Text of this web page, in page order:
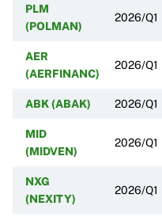
PLM
(POLMAN)
2026/Q1
AER
(AERFINANC)
2026/Q1
ABK (ABAK) 2026/Q1
MID
(MIDVEN)
2026/Q1
NXG
(NEXITY)
2026/Q1